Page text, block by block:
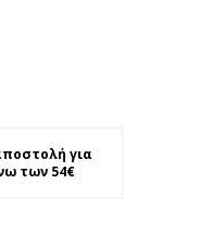
για
των 54€